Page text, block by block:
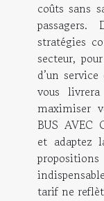
coûts sans
stratégies
secteur,
d’un
vous
maximiser
BUS AVEC
et adaptez
tarif ne